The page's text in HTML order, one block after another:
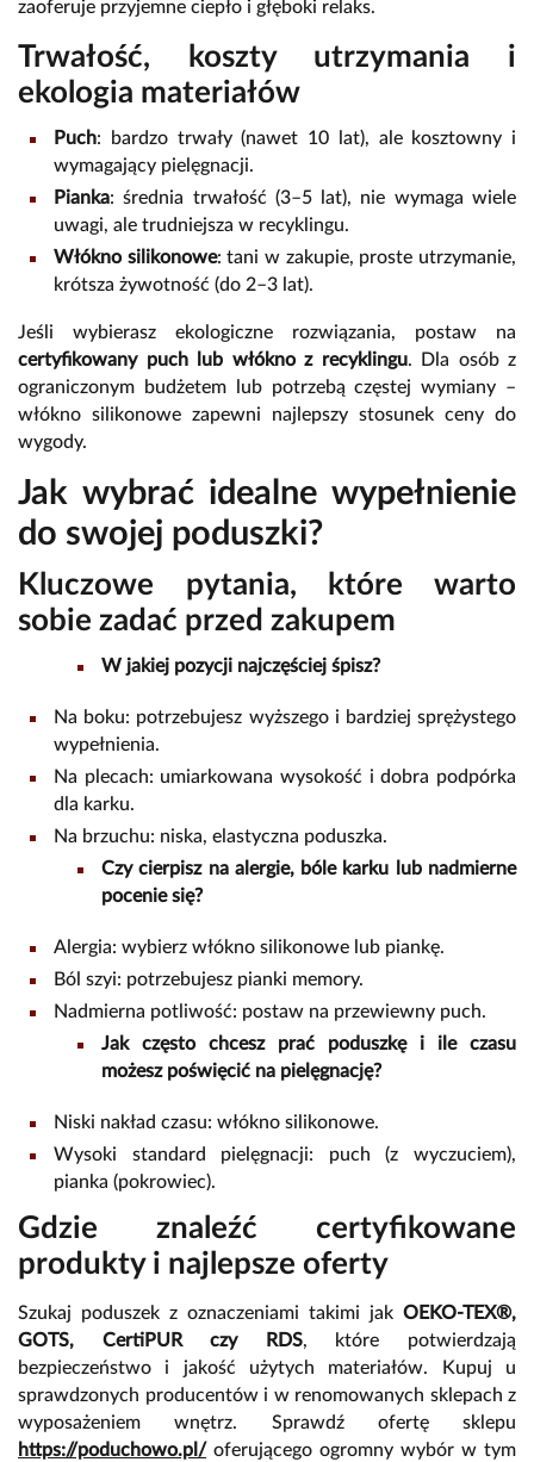
zaoferuje przyjemne ciepło i głęboki relaks.
Trwałość, koszty utrzymania i
ekologia materiałów
Puch: bardzo trwały (nawet 10 lat), ale kosztowny i
wymagający pielęgnacji.
Pianka: średnia trwałość (3–5 lat), nie wymaga wiele
uwagi, ale trudniejsza w recyklingu.
Włókno silikonowe: tani w zakupie, proste utrzymanie,
krótsza żywotność (do 2–3 lat).
Jeśli wybierasz ekologiczne rozwiązania, postaw na
certyfikowany puch lub włókno z recyklingu. Dla osób z
ograniczonym budżetem lub potrzebą częstej wymiany –
włókno silikonowe zapewni najlepszy stosunek ceny do
wygody.
Jak wybrać idealne wypełnienie
do swojej poduszki?
Kluczowe pytania, które warto
sobie zadać przed zakupem
W jakiej pozycji najczęściej śpisz?
Na boku: potrzebujesz wyższego i bardziej sprężystego
wypełnienia.
Na plecach: umiarkowana wysokość i dobra podpórka
dla karku.
Na brzuchu: niska, elastyczna poduszka.
Czy cierpisz na alergie, bóle karku lub nadmierne
pocenie się?
Alergia: wybierz włókno silikonowe lub piankę.
Ból szyi: potrzebujesz pianki memory.
Nadmierna potliwość: postaw na przewiewny puch.
Jak często chcesz prać poduszkę i ile czasu
możesz poświęcić na pielęgnację?
Niski nakład czasu: włókno silikonowe.
Wysoki standard pielęgnacji: puch (z wyczuciem),
pianka (pokrowiec).
Gdzie znaleźć certyfikowane
produkty i najlepsze oferty
Szukaj poduszek z oznaczeniami takimi jak OEKO-TEX®,
GOTS, CertiPUR czy RDS, które potwierdzają
bezpieczeństwo i jakość użytych materiałów. Kupuj u
sprawdzonych producentów i w renomowanych sklepach z
wyposażeniem wnętrz. Sprawdź ofertę sklepu
https://poduchowo.pl/ oferującego ogromny wybór w tym